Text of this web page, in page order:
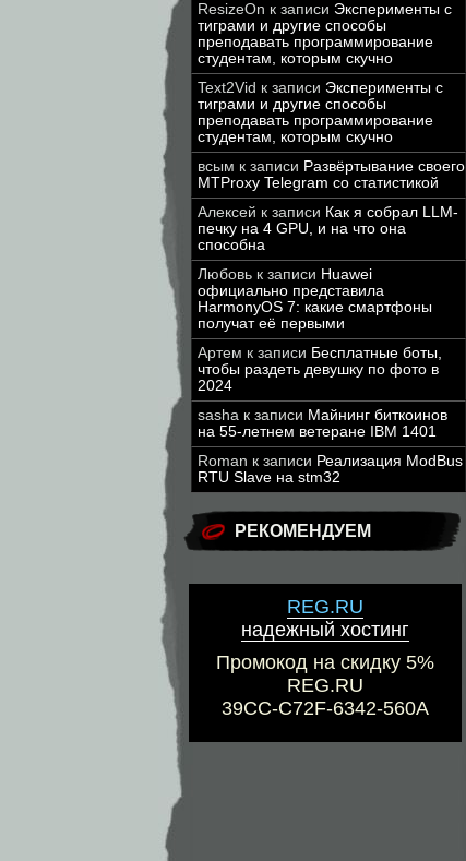
ResizeOn к записи Эксперименты с
тиграми и другие способы
преподавать программирование
студентам, которым скучно
Text2Vid к записи Эксперименты с
тиграми и другие способы
преподавать программирование
студентам, которым скучно
всым к записи Развёртывание своего
MTProxy Telegram со статистикой
Алексей к записи Как я собрал LLM-
печку на 4 GPU, и на что она
способна
Любовь к записи Huawei
официально представила
HarmonyOS 7: какие смартфоны
получат её первыми
Артем к записи Бесплатные боты,
чтобы раздеть девушку по фото в
2024
sasha к записи Майнинг биткоинов
на 55-летнем ветеране IBM 1401
Roman к записи Реализация ModBus
RTU Slave на stm32
РЕКОМЕНДУЕМ
REG.RU
надежный хостинг
Промокод на скидку 5%
REG.RU
39CC-C72F-6342-560A